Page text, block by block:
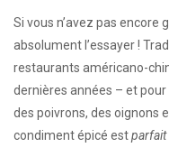
Si vous n’avez pas encore
absolument l’essayer !
restaurants américano-
dernières années – et
des poivrons, des oignons
condiment épicé estparfait